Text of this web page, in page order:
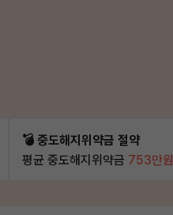
💣 중도해지위약금 절약
평균 중도해지위약금 753만원